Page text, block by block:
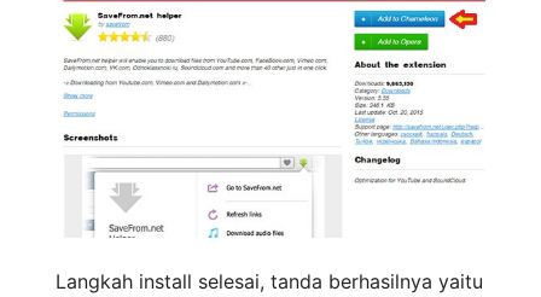
Langkah install selesai, tanda berhasilnya yaitu